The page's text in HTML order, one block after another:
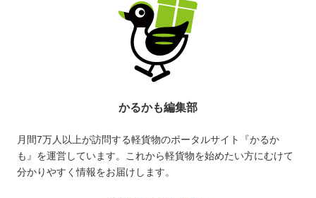
かるかも編集部
月間7万人以上が訪問する軽貨物のポータルサイト『かるか
も』を運営しています。これから軽貨物を始めたい方にむけて
分かりやすく情報をお届けします。